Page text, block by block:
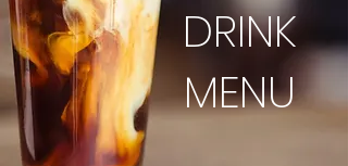
DRINK
MENU